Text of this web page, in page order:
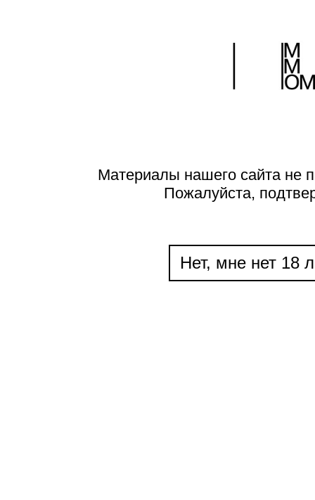
Материалы нашего сайта не
Пожалуйста,
Нет, мне нет 18